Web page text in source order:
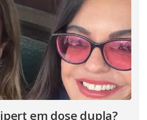
em dose dupla?